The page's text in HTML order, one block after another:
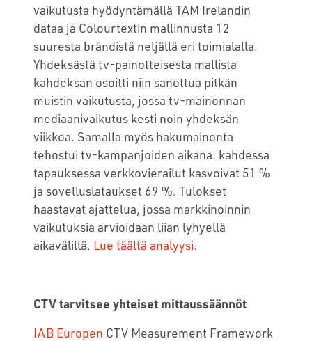
vaikutusta hyödyntämällä TAM Irelandin
dataa ja Colourtextin mallinnusta 12
suuresta brändistä neljällä eri toimialalla.
Yhdeksästä tv-painotteisesta mallista
kahdeksan osoitti niin sanottua pitkän
muistin vaikutusta, jossa tv-mainonnan
mediaanivaikutus kesti noin yhdeksän
viikkoa. Samalla myös hakumainonta
tehostui tv-kampanjoiden aikana: kahdessa
tapauksessa verkkovierailut kasvoivat 51 %
ja sovelluslataukset 69 %. Tulokset
haastavat ajattelua, jossa markkinoinnin
vaikutuksia arvioidaan liian lyhyellä
aikavälillä. Lue täältä analyysi.
CTV tarvitsee yhteiset mittaussäännöt
IAB Europen CTV Measurement Framework